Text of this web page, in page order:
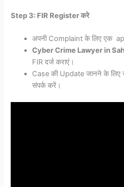
Step 3: FIR Register करे
अपनी Complaint के लिए एक
Cyber Crime Lawyer in
FIR दर्ज कराएं।
Case की Update जानने के लिए
संपर्क करें।